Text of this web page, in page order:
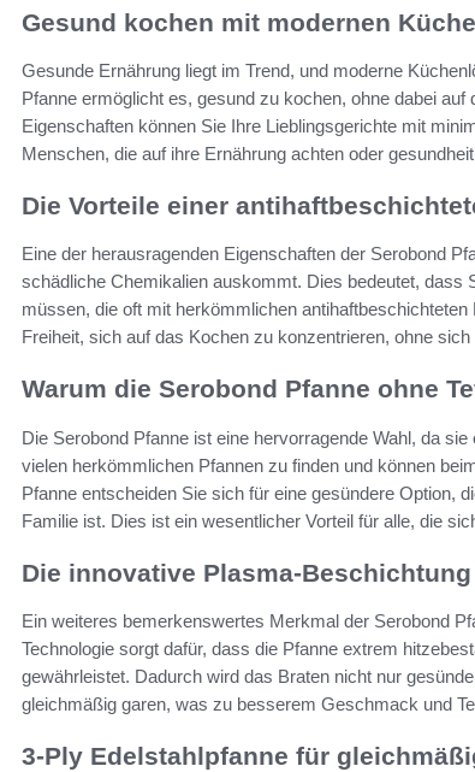
Gesund kochen mit modernen
Gesunde Ernährung liegt im Trend, und moderne
Pfanne ermöglicht es, gesund zu kochen, ohne dabei
Eigenschaften können Sie Ihre Lieblingsgerichte mit
Menschen, die auf ihre Ernährung achten oder
Die Vorteile einer
Eine der herausragenden Eigenschaften der Serobond
schädliche Chemikalien auskommt. Dies bedeutet, dass
müssen, die oft mit herkömmlichen
Freiheit, sich auf das Kochen zu konzentrieren, ohne
Warum die Serobond Pfanne ohne
Die Serobond Pfanne ist eine hervorragende Wahl, da
vielen herkömmlichen Pfannen zu finden und können
Pfanne entscheiden Sie sich für eine gesündere Option,
Familie ist. Dies ist ein wesentlicher Vorteil für alle, die
Die innovative Plasma-
Ein weiteres bemerkenswertes Merkmal der Serobond
Technologie sorgt dafür, dass die Pfanne extrem
gewährleistet. Dadurch wird das Braten nicht nur
gleichmäßig garen, was zu besserem Geschmack und
3-Ply Edelstahlpfanne für